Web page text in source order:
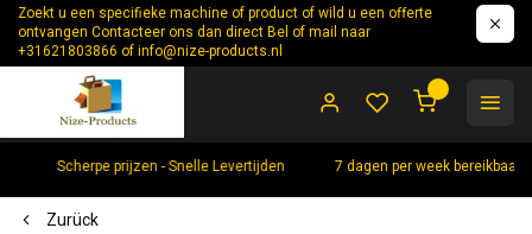
Zoekt u een specifieke machine of product of wild u een offerte
ontvangen Contacteer ons dan direct Bel of mail naar
+31621803866 ofinfo@nize-products.nl
Scherpe prijzen - Snelle Levertijden 7 dagen per week bereikbaar
Zurück